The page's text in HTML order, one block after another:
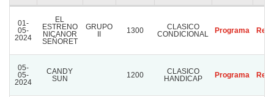
01-
05-
2024
EL
ESTRENO
NICANOR
SEÑORET
GRUPO
II
1300
CLASICO
CONDICIONAL
Programa
05-
05-
2024
CANDY
SUN
1200
CLASICO
HANDICAP
Programa